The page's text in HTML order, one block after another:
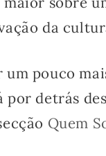
da
um pouco
por detrás
Quem